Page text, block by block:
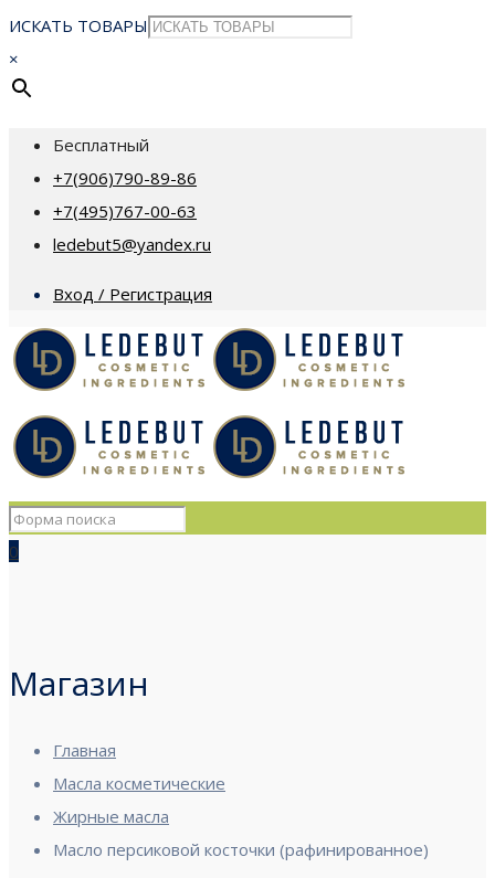
ИСКАТЬ ТОВАРЫ
×
Бесплатный
+7(906)790-89-86
+7(495)767-00-63
ledebut5@yandex.ru
Вход / Регистрация
0
Магазин
Главная
Масла косметические
Жирные масла
Масло персиковой косточки (рафинированное)